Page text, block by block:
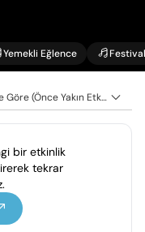
Yemekli Eğlence Festival
Tarihe Göre (Önce Yakın Etkinlikler)
bir etkinlik
tekrar